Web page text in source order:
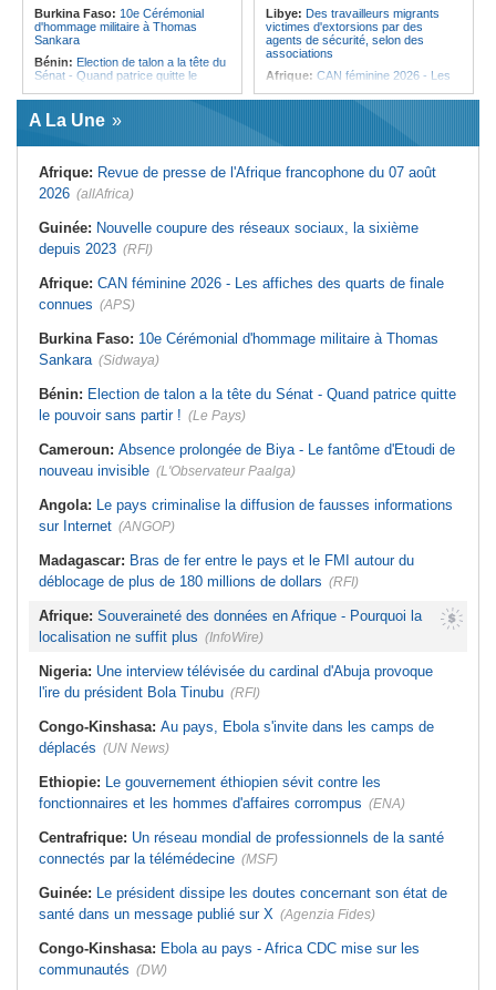
Burkina Faso: 10e Cérémonial
d'hommage militaire à Thomas
Sankara
Bénin: Election de talon a la tête du
Sénat - Quand patrice quitte le
Cameroun:
Biya - Le fantôme d'Etoudi de
cardinal d'Abuja provoque l'ire du
président Bola Tinubu
doutes concernant son état de
santé dans un message publié sur X
Afrique: Etats généraux de
rupture
Sénégal:Élections locales au pays
alimentent les soupçons d'un report
Libye: Des travailleurs migrants
victimes d'extorsions par des
agents de sécurité, selon des
associations
Afrique: CAN féminine 2026 - Les
de finale
Infantino marquera-t-il le but de son
maintien ?
Tunisie:Colisée d'El Jem - Concert
Madagascar: Afrobasket - U18 -
Afrique du Nord:
Télécoms - Le
Groupe Maroc Telecom annonce
2026
A La Une
Afrique: Revue de presse de l'Afrique francophone du 07 août
2026 (allAfrica)
Guinée: Nouvelle coupure des réseaux sociaux, la sixième
depuis 2023 (RFI)
Afrique: CAN féminine 2026 - Les affiches des quarts de finale
connues (APS)
Burkina Faso: 10e Cérémonial d'hommage militaire à Thomas
Sankara (Sidwaya)
Bénin: Election de talon a la tête du Sénat - Quand patrice quitte
le pouvoir sans partir ! (Le Pays)
Cameroun: Absence prolongée de Biya - Le fantôme d'Etoudi de
nouveau invisible (L'Observateur Paalga)
Angola: Le pays criminalise la diffusion de fausses informations
sur Internet (ANGOP)
Madagascar: Bras de fer entre le pays et le FMI autour du
déblocage de plus de 180 millions de dollars (RFI)
Afrique: Souveraineté des données en Afrique - Pourquoi la
localisation ne suffit plus (InfoWire)
Nigeria: Une interview télévisée du cardinal d'Abuja provoque
l'ire du président Bola Tinubu (RFI)
Congo-Kinshasa: Au pays, Ebola s'invite dans les camps de
déplacés (UN News)
Ethiopie: Le gouvernement éthiopien sévit contre les
fonctionnaires et les hommes d'affaires corrompus (ENA)
Centrafrique: Un réseau mondial de professionnels de la santé
connectés par la télémédecine (MSF)
Guinée: Le président dissipe les doutes concernant son état de
santé dans un message publié sur X (Agenzia Fides)
Congo-Kinshasa: Ebola au pays - Africa CDC mise sur les
communautés (DW)